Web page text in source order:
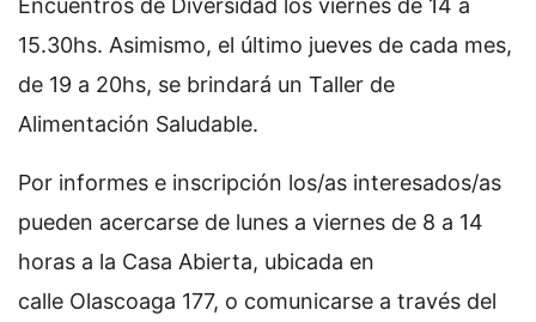
Encuentros de Diversidad los viernes de 14 a
15.30hs. Asimismo, el último jueves de cada mes,
de 19 a 20hs, se brindará un Taller de
Alimentación Saludable.
Por informes e inscripción los/as interesados/as
pueden acercarse de lunes a viernes de 8 a 14
horas a la Casa Abierta, ubicada en
calle Olascoaga 177, o comunicarse a través del